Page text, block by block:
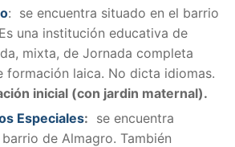
: se encuentra situado en el barrio
una institución educativa de
mixta, de Jornada completa
formación laica. No dicta idiomas.
inicial (con jardin maternal).
Especiales: se encuentra
de Almagro. También